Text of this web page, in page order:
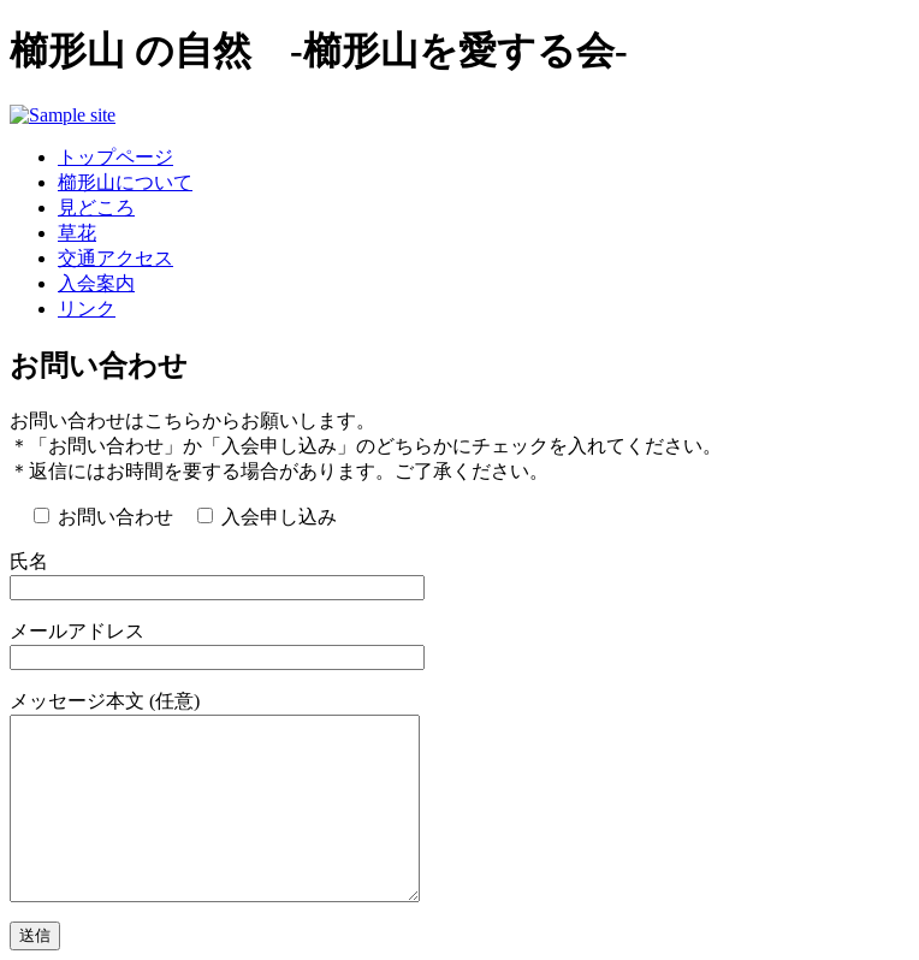
櫛形山 の自然 -櫛形山を愛する会-
トップページ
櫛形山について
見どころ
草花
交通アクセス
入会案内
リンク
お問い合わせ
お問い合わせはこちらからお願いします。
＊「お問い合わせ」か「入会申し込み」のどちらかにチェックを入れてください。
＊返信にはお時間を要する場合があります。ご了承ください。
お問い合わせ 入会申し込み
氏名
メールアドレス
メッセージ本文 (任意)